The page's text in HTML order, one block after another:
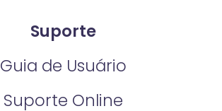
Suporte
Guia de Usuário
Suporte Online